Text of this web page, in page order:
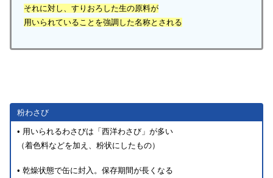
それに対し、すりおろした生の原料が
用いられていることを強調した名称とされる
粉わさび
• 用いられるわさびは「西洋わさび」が多い
（着色料などを加え、粉状にしたもの）
• 乾燥状態で缶に封入。保存期間が長くなる